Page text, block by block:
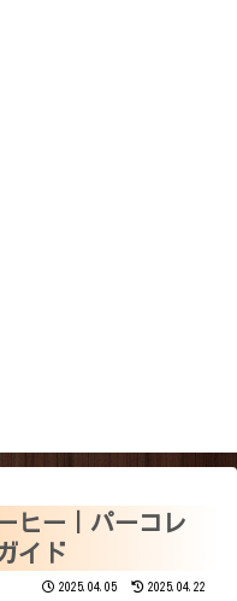
ヒー｜パーコレ
イド
2025.04.05 2025.04.22